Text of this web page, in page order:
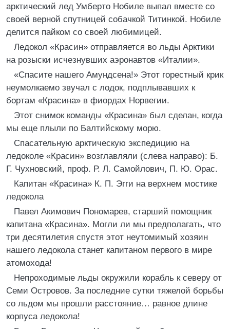
арктический лед Умберто Нобиле выпал вместе со
своей верной спутницей собачкой Титинкой. Нобиле
делится пайком со своей любимицей.
Ледокол «Красин» отправляется во льды Арктики
на розыски исчезнувших аэронавтов «Италии».
«Спасите нашего Амундсена!» Этот горестный крик
неумолкаемо звучал с лодок, подплывавших к
бортам «Красина» в фиордах Норвегии.
Этот снимок команды «Красина» был сделан, когда
мы еще плыли по Балтийскому морю.
Спасательную арктическую экспедицию на
ледоколе «Красин» возглавляли (слева направо): Б.
Г. Чухновский, проф. Р. Л. Самойлович, П. Ю. Орас.
Капитан «Красина» К. П. Эгги на верхнем мостике
ледокола
Павел Акимович Пономарев, старший помощник
капитана «Красина». Могли ли мы предполагать, что
три десятилетия спустя этот неутомимый хозяин
нашего ледокола станет капитаном первого в мире
атомохода!
Непроходимые льды окружили корабль к северу от
Семи Островов. За последние сутки тяжелой борьбы
со льдом мы прошли расстояние… равное длине
корпуса ледокола!